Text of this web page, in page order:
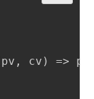
pv , cv )
=>